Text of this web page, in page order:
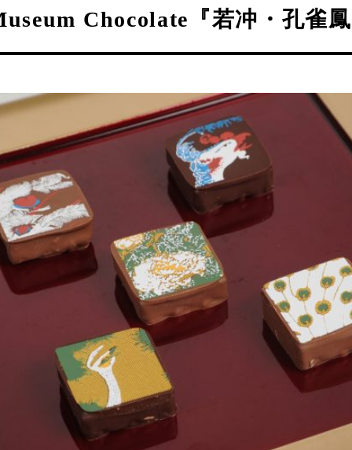
Chocolate『若冲・孔雀